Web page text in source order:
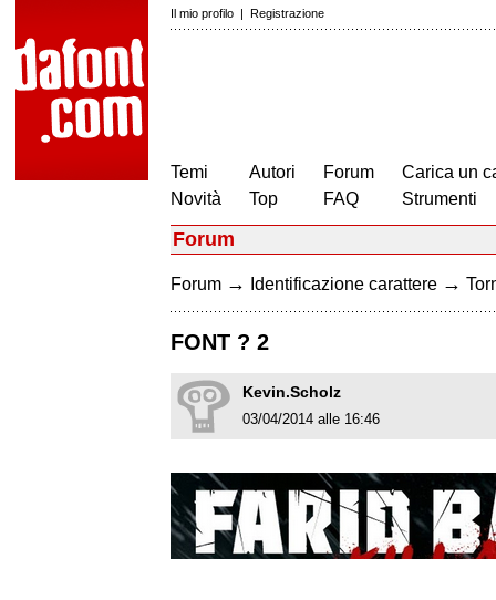
Il mio profilo | Registrazione
Temi
Novità
Autori
Top
Forum
FAQ
Carica un
Strumenti
Forum
Forum → Identificazione carattere →
FONT ? 2
Kevin.Scholz
03/04/2014 alle 16:46